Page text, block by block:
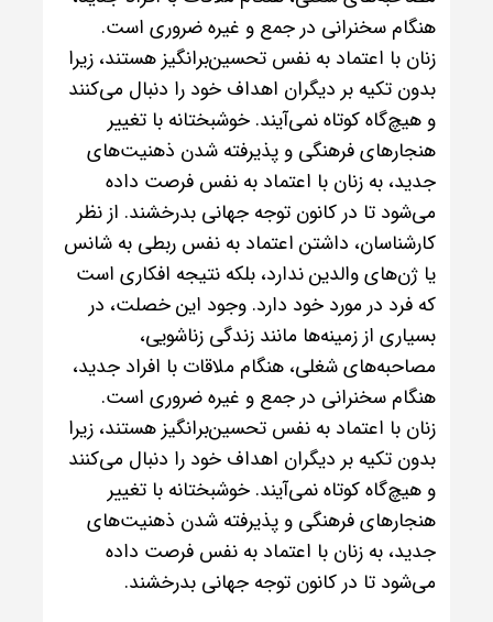
هنگام سخنرانی در جمع و غیره ضروری است.
زنان با اعتماد به نفس تحسین‌برانگیز هستند، زیرا
بدون تکیه بر دیگران اهداف خود را دنبال می‌کنند
و هیچ‌گاه کوتاه نمی‌آیند. خوشبختانه با تغییر
هنجارهای فرهنگی و پذیرفته شدن ذهنیت‌های
جدید، به زنان با اعتماد به نفس فرصت داده
می‌شود تا در کانون توجه جهانی بدرخشند. از نظر
کارشناسان، داشتن اعتماد به نفس ربطی به شانس
یا ژن‌های والدین ندارد، بلکه نتیجه افکاری است
که فرد در مورد خود دارد. وجود این خصلت، در
بسیاری از زمینه‌ها مانند زندگی زناشویی،
مصاحبه‌های شغلی، هنگام ملاقات با افراد جدید،
هنگام سخنرانی در جمع و غیره ضروری است.
زنان با اعتماد به نفس تحسین‌برانگیز هستند، زیرا
بدون تکیه بر دیگران اهداف خود را دنبال می‌کنند
و هیچ‌گاه کوتاه نمی‌آیند. خوشبختانه با تغییر
هنجارهای فرهنگی و پذیرفته شدن ذهنیت‌های
جدید، به زنان با اعتماد به نفس فرصت داده
می‌شود تا در کانون توجه جهانی بدرخشند.